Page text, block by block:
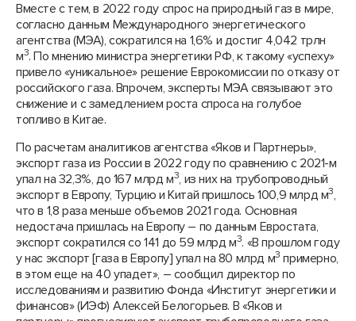
Вместе с тем, в 2022 году спрос на природный газ в мире,
согласно данным Международного энергетического
агентства (МЭА), сократился на 1,6% и достиг 4,042 трлн
м3. По мнению министра энергетики РФ, к такому «успеху»
привело «уникальное» решение Еврокомиссии по отказу от
российского газа. Впрочем, эксперты МЭА связывают это
снижение и с замедлением роста спроса на голубое
топливо в Китае.
По расчетам аналитиков агентства «Яков и Партнеры»,
экспорт газа из России в 2022 году по сравнению с 2021-м
упал на 32,3%, до 167 млрд м3, из них на трубопроводный
экспорт в Европу, Турцию и Китай пришлось 100,9 млрд м3,
что в 1,8 раза меньше объемов 2021 года. Основная
недостача пришлась на Европу – по данным Евростата,
экспорт сократился со 141 до 59 млрд м3. «В прошлом году
у нас экспорт [газа в Европу] упал на 80 млрд м3 примерно,
в этом еще на 40 упадет», – сообщил директор по
исследованиям и развитию Фонда «Институт энергетики и
финансов» (ИЭФ) Алексей Белогорьев. В «Яков и